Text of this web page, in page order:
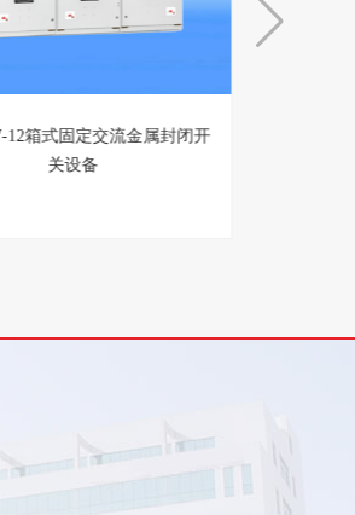
箱式固定交流金属封闭开
关设备